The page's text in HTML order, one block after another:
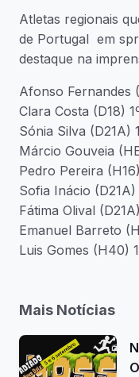
Atletas regionais
de Portugal em
destaque na
Afonso Fernandes
Clara Costa (D18)
Sónia Silva (D21A)
Márcio Gouveia
Pedro Pereira
Sofia Inácio
Fátima Olival
Emanuel Barreto
Luis Gomes (H40)
Mais Notícias